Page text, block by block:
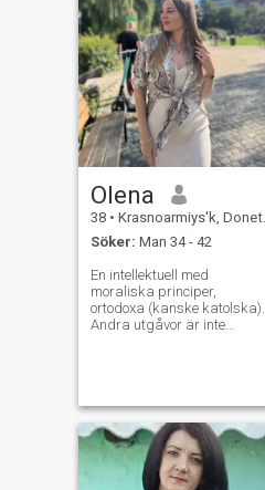
Olena
38 • Krasnoarmiys'k, Donets'k, Ukraina
Söker: Man 34 - 42
En intellektuell med
moraliska principer,
ortodoxa (kanske katolska).
Andra utgåvor är inte